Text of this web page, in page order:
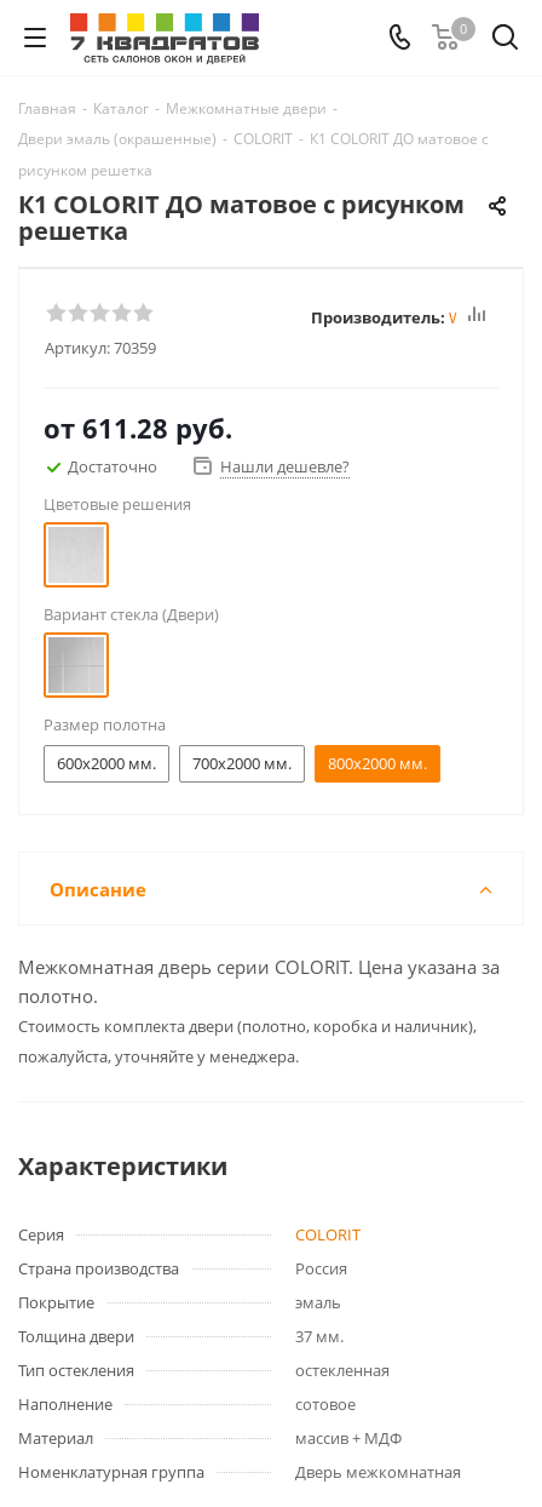
0
Главная - Каталог - Межкомнатные двери -
Двери эмаль (окрашенные) - COLORIT - К1 COLORIT ДО матовое с
рисунком решетка
К1 COLORIT ДО матовое с рисунком
решетка
Артикул:70359
Производитель: Winter
от 611.28 руб.
Достаточно
Нашли дешевле?
Цветовые решения
Вариант стекла (Двери)
Размер полотна
600x2000 мм.
700x2000 мм. 800x2000 мм.
Описание
Межкомнатная дверь серии COLORIT. Цена указана за
полотно.
Cтоимость комплекта двери (полотно, коробка и наличник),
пожалуйста, уточняйте у менеджера.
Характеристики
Серия
COLORIT
Страна производства
Россия
Покрытие
эмаль
Толщина двери
37 мм.
Тип остекления
остекленная
Наполнение
сотовое
Материал
массив + МДФ
Номенклатурная группа
Дверь межкомнатная